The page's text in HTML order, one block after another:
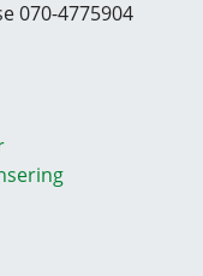
070-4775904